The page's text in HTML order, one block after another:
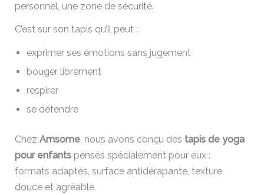
personnel, une zone de sécurité.
C’est sur son tapis qu’il peut :
exprimer ses émotions sans jugement
bouger librement
respirer
se détendre
Chez Amsome, nous avons conçu des tapis de yoga
pour enfantspensés spécialement pour eux :
formats adaptés, surface antidérapante, texture
douce et agréable.